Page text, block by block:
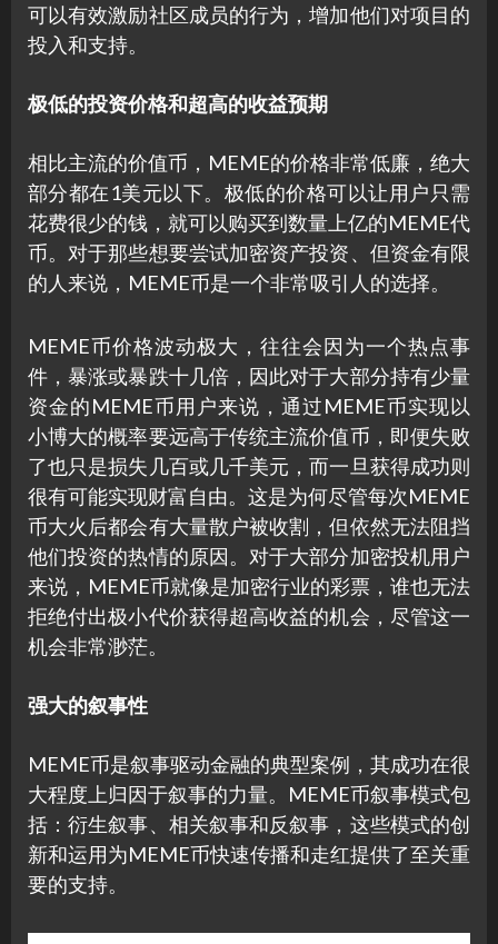
可以有效激励社区成员的行为，增加他们对项目的
投入和支持。
极低的投资价格和超高的收益预期
相比主流的价值币，MEME的价格非常低廉，绝大
部分都在1美元以下。极低的价格可以让用户只需
花费很少的钱，就可以购买到数量上亿的MEME代
币。对于那些想要尝试加密资产投资、但资金有限
的人来说，MEME币是一个非常吸引人的选择。
MEME币价格波动极大，往往会因为一个热点事
件，暴涨或暴跌十几倍，因此对于大部分持有少量
资金的MEME币用户来说，通过MEME币实现以
小博大的概率要远高于传统主流价值币，即便失败
了也只是损失几百或几千美元，而一旦获得成功则
很有可能实现财富自由。这是为何尽管每次MEME
币大火后都会有大量散户被收割，但依然无法阻挡
他们投资的热情的原因。对于大部分加密投机用户
来说，MEME币就像是加密行业的彩票，谁也无法
拒绝付出极小代价获得超高收益的机会，尽管这一
机会非常渺茫。
强大的叙事性
MEME币是叙事驱动金融的典型案例，其成功在很
大程度上归因于叙事的力量。MEME币叙事模式包
括：衍生叙事、相关叙事和反叙事，这些模式的创
新和运用为MEME币快速传播和走红提供了至关重
要的支持。